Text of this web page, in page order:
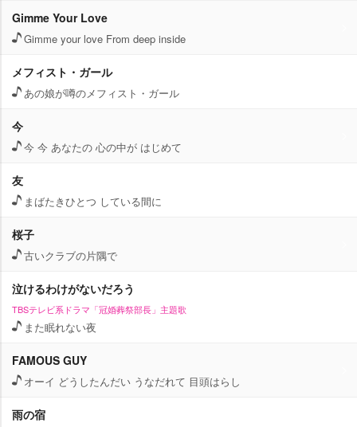
Gimme Your Love
Gimme your love From deep inside
メフィスト・ガール
あの娘が噂のメフィスト・ガール
今
今 今 あなたの 心の中が はじめて
友
まばたきひとつ している間に
桜子
古いクラブの片隅で
泣けるわけがないだろう
TBSテレビ系ドラマ「冠婚葬祭部長」主題歌
また眠れない夜
FAMOUS GUY
オーイ どうしたんだい うなだれて 目頭はらし
雨の宿